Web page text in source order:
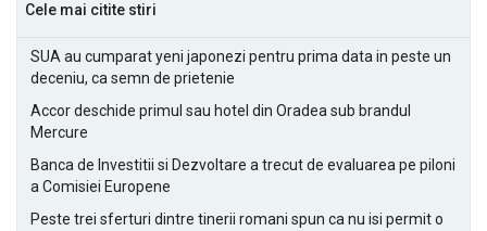
Cele mai citite stiri
SUA au cumparat yeni japonezi pentru prima data in peste un
deceniu, ca semn de prietenie
Accor deschide primul sau hotel din Oradea sub brandul
Mercure
Banca de Investitii si Dezvoltare a trecut de evaluarea pe piloni
a Comisiei Europene
Peste trei sferturi dintre tinerii romani spun ca nu isi permit o